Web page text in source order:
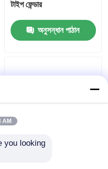
টাইপ ফেন্ডার
অনুসন্ধান পাঠান
AM
you looking